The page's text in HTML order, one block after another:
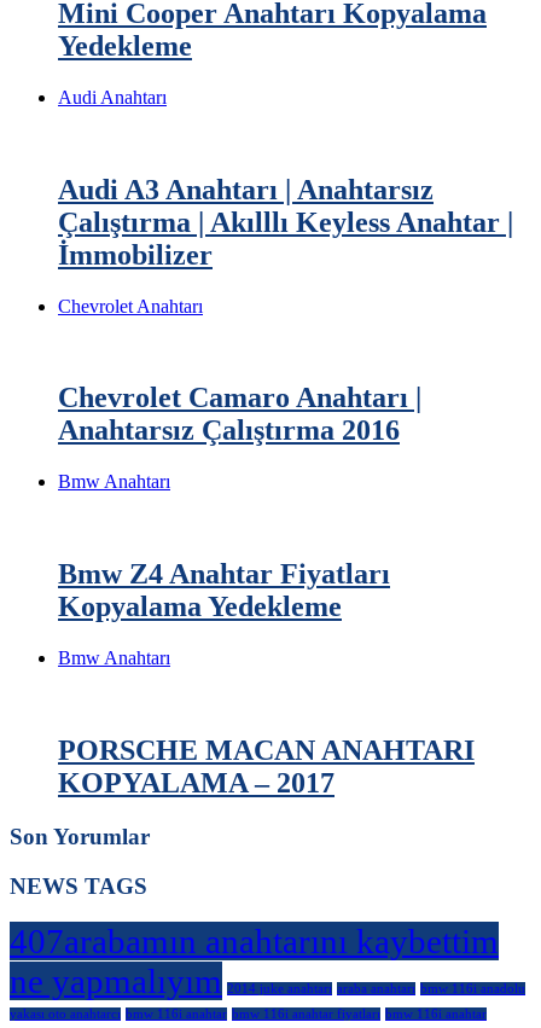
Mini Cooper Anahtarı Kopyalama
Yedekleme
Audi Anahtarı
Audi A3 Anahtarı | Anahtarsız
Çalıştırma | Akılllı Keyless Anahtar |
İmmobilizer
Chevrolet Anahtarı
Chevrolet Camaro Anahtarı |
Anahtarsız Çalıştırma 2016
Bmw Anahtarı
Bmw Z4 Anahtar Fiyatları
Kopyalama Yedekleme
Bmw Anahtarı
PORSCHE MACAN ANAHTARI
KOPYALAMA – 2017
Son Yorumlar
NEWS TAGS
407arabamın anahtarını kaybettim
ne yapmalıyım 2014 juke anahtarı araba anahtarı bmw 116i anadolu
yakası oto anahtarcı bmw 116i anahtar bmw 116i anahtar fiyatları bmw 116i anahtar